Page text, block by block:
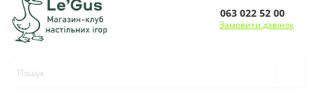
063 022 52 00
Замовити дзвінок